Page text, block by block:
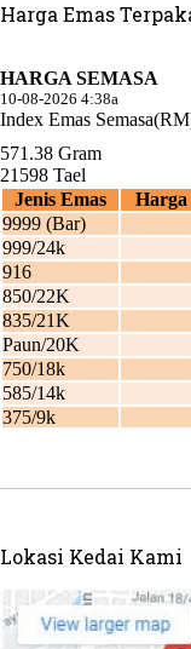
Harga Emas
Lokasi Kedai Kami